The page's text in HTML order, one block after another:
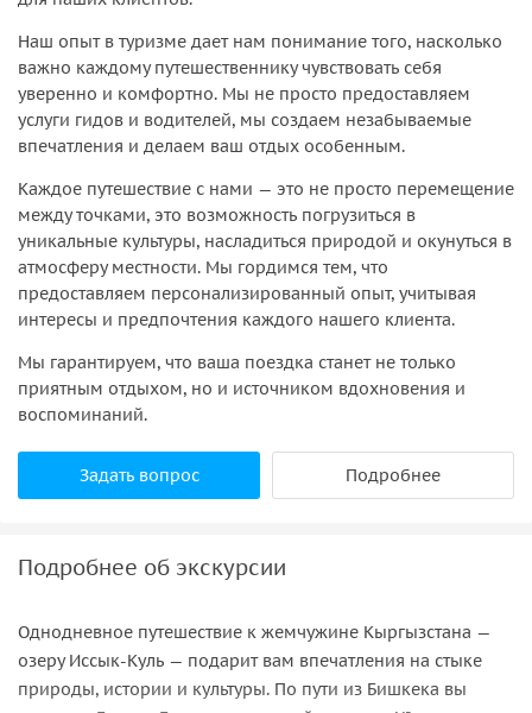
Наш опыт в туризме дает нам понимание того, насколько
важно каждому путешественнику чувствовать себя
уверенно и комфортно. Мы не просто предоставляем
услуги гидов и водителей, мы создаем незабываемые
впечатления и делаем ваш отдых особенным.
Каждое путешествие с нами — это не просто перемещение
между точками, это возможность погрузиться в
уникальные культуры, насладиться природой и окунуться в
атмосферу местности. Мы гордимся тем, что
предоставляем персонализированный опыт, учитывая
интересы и предпочтения каждого нашего клиента.
Мы гарантируем, что ваша поездка станет не только
приятным отдыхом, но и источником вдохновения и
воспоминаний.
Задать вопрос Подробнее
Подробнее об экскурсии
Однодневное путешествие к жемчужине Кыргызстана —
озеру Иссык-Куль — подарит вам впечатления на стыке
природы, истории и культуры. По пути из Бишкека вы